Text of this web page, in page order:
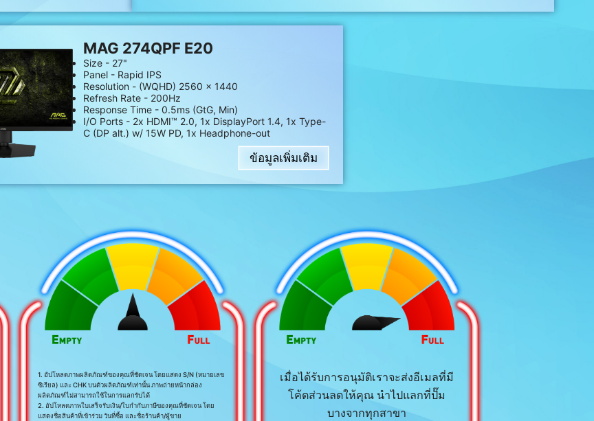
MAG 274QPF E20
Size - 27"
Panel - Rapid IPS
Resolution - (WQHD) 2560 x 1440
Refresh Rate - 200Hz
Response Time - 0.5ms (GtG, Min)
I/O Ports - 2x HDMI™ 2.0, 1x DisplayPort 1.4, 1x Type-
C (DP alt.) w/ 15W PD, 1x Headphone-out
ข้อมูลเพิ่มเติม
1. อัปโหลดภาพผลิตภัณฑ์ของคุณที่ชัดเจน โดยแสดง S/N (หมายเลข
ซีเรียล) และ CHK บนตัวผลิตภัณฑ์เท่านั้น ภาพถ่ายหน้ากล่อง
ผลิตภัณฑ์ไม่สามารถใช้ในการแลกรับได้
2. อัปโหลดภาพใบเสร็จรับเงิน/ใบกำกับภาษีของคุณที่ชัดเจน โดย
แสดงชื่อสินค้าที่เข้าร่วม วันที่ซื้อ และชื่อร้านค้า/ผู้ขาย
เมื่อได้รับการอนุมัติเราจะส่งอีเมลที่มี
โค้ดส่วนลดให้คุณ นำไปแลกที่ปั๊ม
บางจากทุกสาขา